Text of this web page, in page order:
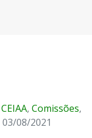
CEIAA, Comissões,
08/2021